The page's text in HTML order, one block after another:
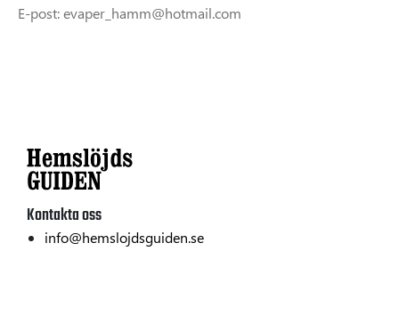
E-post: evaper_hamm@hotmail.com
Kontakta oss
info@hemslojdsguiden.se